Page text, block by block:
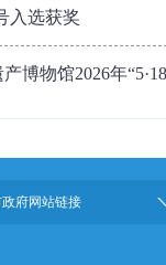
入选获奖
博物馆2026年
府网站链接